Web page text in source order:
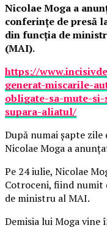
Nicolae Moga a
conferinţe de presă
din funcţia de
(MAI).
https://
generat-miscarile-
obligate-sa-mute-
supara-aliatul/
După numai şapte
Nicolae Moga a
Pe 24 iulie, Nicolae
Cotroceni, fiind numit
de ministru al MAI.
Demisia lui Moga vine